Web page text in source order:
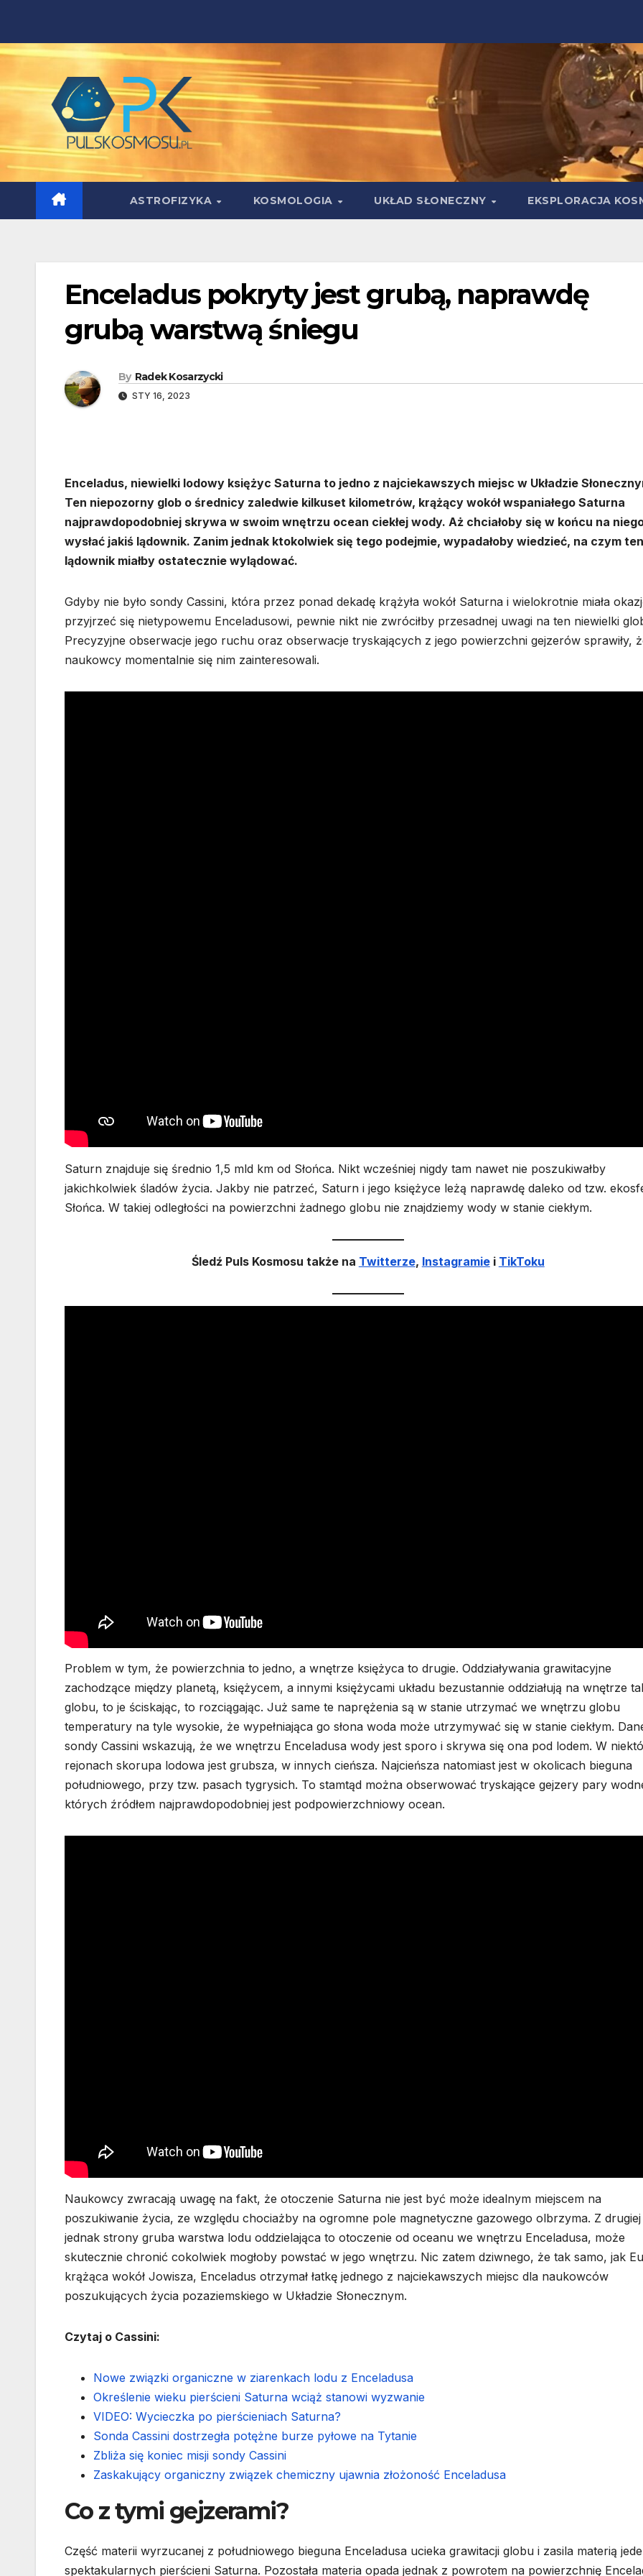
content
ASTROFIZYKA KOSMOLOGIA UKŁAD SŁONECZNY EKSPLORACJA
Enceladus pokryty jest grubą, naprawdę
grubą warstwą śniegu
By Radek Kosarzycki
STY 16, 2023
Enceladus, niewielki lodowy księżyc Saturna to jedno z najciekawszych miejsc w Układzie
Ten niepozorny glob o średnicy zaledwie kilkuset kilometrów, krążący wokół wspaniałego Saturna
najprawdopodobniej skrywa w swoim wnętrzu ocean ciekłej wody. Aż chciałoby się w końcu na
wysłać jakiś lądownik. Zanim jednak ktokolwiek się tego podejmie, wypadałoby wiedzieć, na czym ten
lądownik miałby ostatecznie wylądować.
Gdyby nie było sondy Cassini, która przez ponad dekadę krążyła wokół Saturna i wielokrotnie miała
przyjrzeć się nietypowemu Enceladusowi, pewnie nikt nie zwróciłby przesadnej uwagi na ten niewielki
Precyzyjne obserwacje jego ruchu oraz obserwacje tryskających z jego powierzchni gejzerów sprawiły,
naukowcy momentalnie się nim zainteresowali.
Saturn znajduje się średnio 1,5 mld km od Słońca. Nikt wcześniej nigdy tam nawet nie poszukiwałby
jakichkolwiek śladów życia. Jakby nie patrzeć, Saturn i jego księżyce leżą naprawdę daleko od tzw.
Słońca. W takiej odległości na powierzchni żadnego globu nie znajdziemy wody w stanie ciekłym.
Śledź Puls Kosmosu także na Twitterze, Instagramiei TikToku
Problem w tym, że powierzchnia to jedno, a wnętrze księżyca to drugie. Oddziaływania grawitacyjne
zachodzące między planetą, księżycem, a innymi księżycami układu bezustannie oddziałują na wnętrze
globu, to je ściskając, to rozciągając. Już same te naprężenia są w stanie utrzymać we wnętrzu globu
temperatury na tyle wysokie, że wypełniająca go słona woda może utrzymywać się w stanie ciekłym.
sondy Cassini wskazują, że we wnętrzu Enceladusa wody jest sporo i skrywa się ona pod lodem. W
rejonach skorupa lodowa jest grubsza, w innych cieńsza. Najcieńsza natomiast jest w okolicach bieguna
południowego, przy tzw. pasach tygrysich. To stamtąd można obserwować tryskające gejzery pary
których źródłem najprawdopodobniej jest podpowierzchniowy ocean.
Naukowcy zwracają uwagę na fakt, że otoczenie Saturna nie jest być może idealnym miejscem na
poszukiwanie życia, ze względu chociażby na ogromne pole magnetyczne gazowego olbrzyma. Z drugiej
jednak strony gruba warstwa lodu oddzielająca to otoczenie od oceanu we wnętrzu Enceladusa, może
skutecznie chronić cokolwiek mogłoby powstać w jego wnętrzu. Nic zatem dziwnego, że tak samo, jak
krążąca wokół Jowisza, Enceladus otrzymał łatkę jednego z najciekawszych miejsc dla naukowców
poszukujących życia pozaziemskiego w Układzie Słonecznym.
Czytaj o Cassini:
Nowe związki organiczne w ziarenkach lodu z Enceladusa
Określenie wieku pierścieni Saturna wciąż stanowi wyzwanie
VIDEO: Wycieczka po pierścieniach Saturna?
Sonda Cassini dostrzegła potężne burze pyłowe na Tytanie
Zbliża się koniec misji sondy Cassini
Zaskakujący organiczny związek chemiczny ujawnia złożoność Enceladusa
Co z tymi gejzerami?
Część materii wyrzucanej z południowego bieguna Enceladusa ucieka grawitacji globu i zasila materią
spektakularnych pierścieni Saturna. Pozostała materia opada jednak z powrotem na powierzchnię